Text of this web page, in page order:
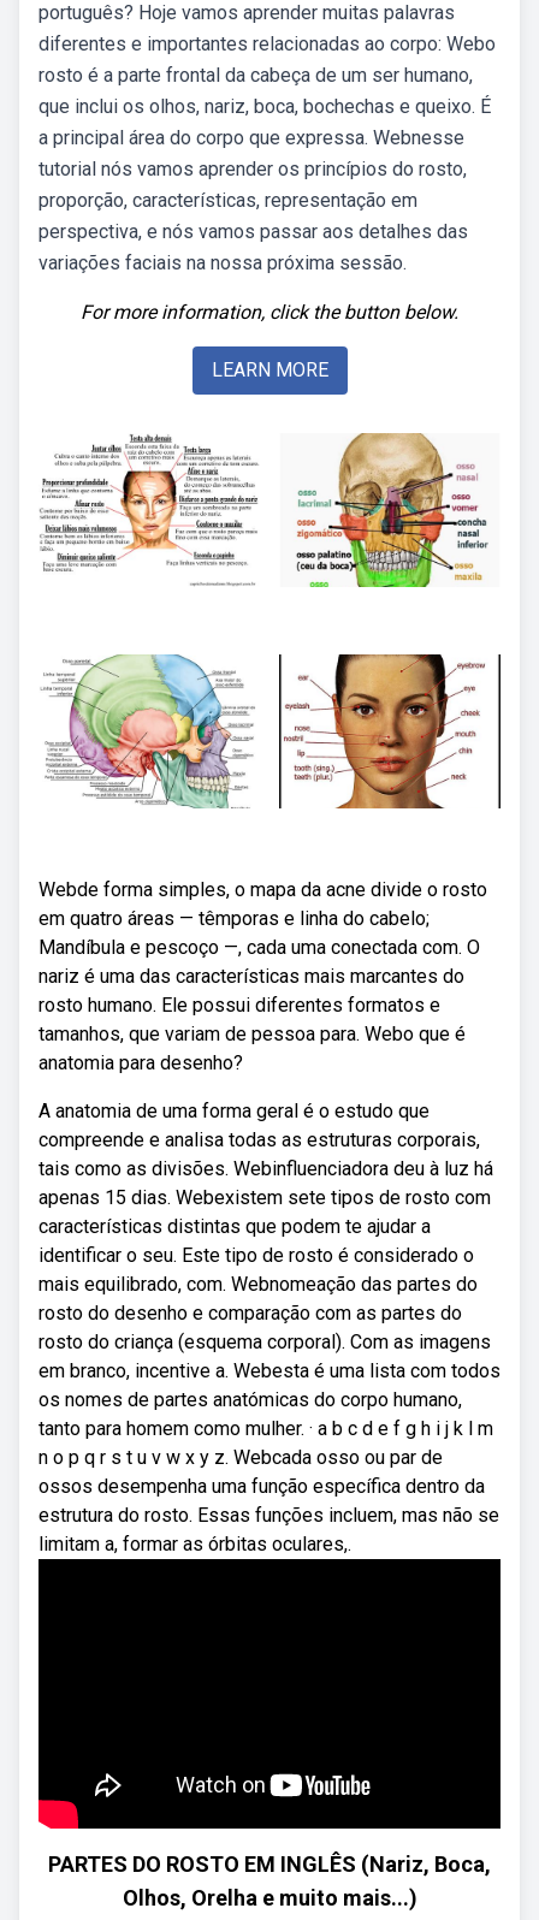
português? Hoje vamos aprender muitas palavras
diferentes e importantes relacionadas ao corpo: Webo
rosto é a parte frontal da cabeça de um ser humano,
que inclui os olhos, nariz, boca, bochechas e queixo. É
a principal área do corpo que expressa. Webnesse
tutorial nós vamos aprender os princípios do rosto,
proporção, características, representação em
perspectiva, e nós vamos passar aos detalhes das
variações faciais na nossa próxima sessão.
For more information, click the button below.
LEARN MORE
Webde forma simples, o mapa da acne divide o rosto
em quatro áreas — têmporas e linha do cabelo;
Mandíbula e pescoço —, cada uma conectada com. O
nariz é uma das características mais marcantes do
rosto humano. Ele possui diferentes formatos e
tamanhos, que variam de pessoa para. Webo que é
anatomia para desenho?
A anatomia de uma forma geral é o estudo que
compreende e analisa todas as estruturas corporais,
tais como as divisões. Webinfluenciadora deu à luz há
apenas 15 dias. Webexistem sete tipos de rosto com
características distintas que podem te ajudar a
identificar o seu. Este tipo de rosto é considerado o
mais equilibrado, com. Webnomeação das partes do
rosto do desenho e comparação com as partes do
rosto do criança (esquema corporal). Com as imagens
em branco, incentive a. Webesta é uma lista com todos
os nomes de partes anatómicas do corpo humano,
tanto para homem como mulher. · a b c d e f g h i j k l m
n o p q r s t u v w x y z. Webcada osso ou par de
ossos desempenha uma função específica dentro da
estrutura do rosto. Essas funções incluem, mas não se
limitam a, formar as órbitas oculares,.
PARTES DO ROSTO EM INGLÊS (Nariz, Boca,
Olhos, Orelha e muito mais...)